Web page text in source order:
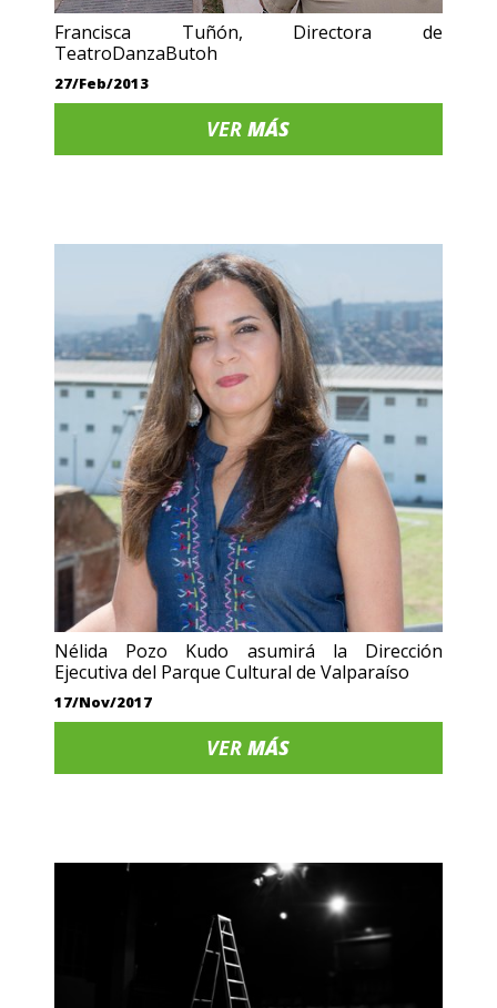
Francisca Tuñón, Directora de
TeatroDanzaButoh
27/Feb/2013
VERMÁS
Nélida Pozo Kudo asumirá la Dirección
Ejecutiva del Parque Cultural de Valparaíso
17/Nov/2017
VERMÁS